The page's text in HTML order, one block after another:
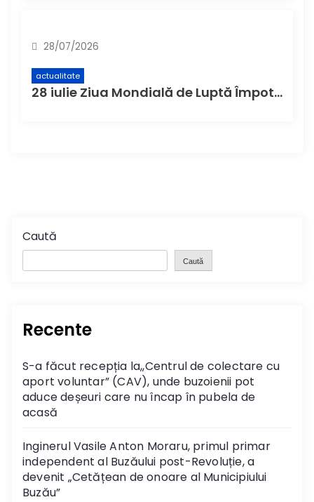
28/07/2026
actualitate
28 iulie Ziua Mondială de Luptă Împotriva Hepatitei
Caută
Caută
Recente
S-a făcut recepția la,,Centrul de colectare cu
aport voluntar” (CAV), unde buzoienii pot
aduce deșeuri care nu încap în pubela de
acasă
Inginerul Vasile Anton Moraru, primul primar
independent al Buzăului post-Revoluție, a
devenit „Cetățean de onoare al Municipiului
Buzău”